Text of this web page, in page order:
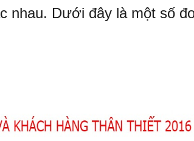
nhau. Dưới đây là một số